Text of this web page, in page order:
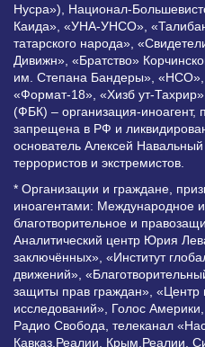
Нусра»), Национал-
Каида», «УНА-УНСО»,
татарского народа»,
Дивижн», «Братство»
им. Степана Бандеры», «НСО»,
«Формат-18», «Хизб ут-
(ФБК) – организация-иноагент,
запрещена в РФ и
основатель Алексей
террористов и экстремистов.
* Организации и граждане,
иноагентами: Международное
благотворительное и
Аналитический центр Юрия
заключённых», «Институт
движений»,
защиты прав граждан», «Центр
исследований», Голос
Радио Свобода, телеканал
Кавказ.Реалии, Крым.Реалии,